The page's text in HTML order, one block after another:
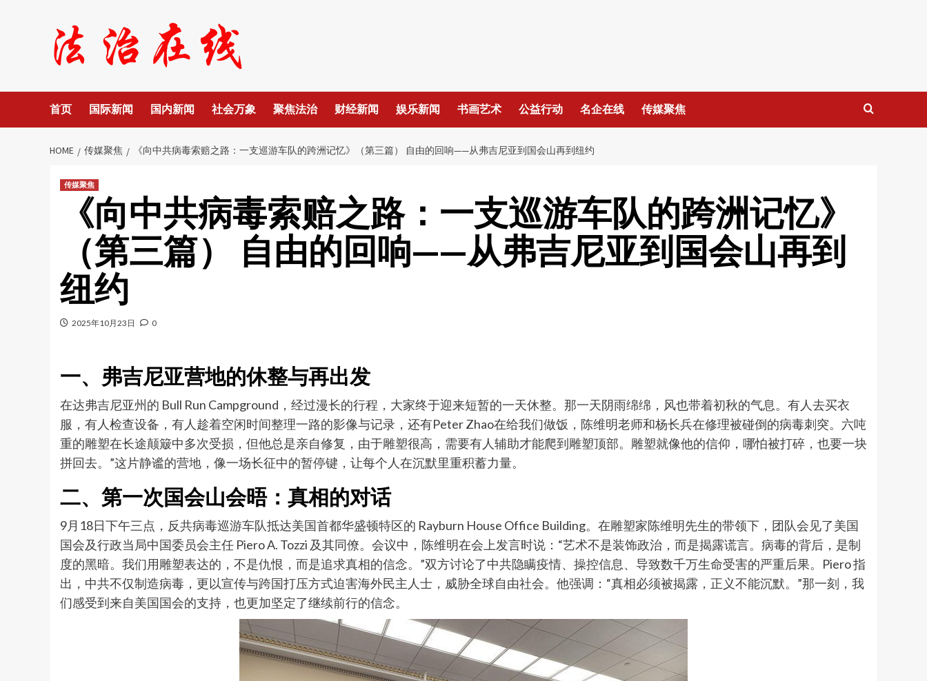
首页 国际新闻 国内新闻 社会万象 聚焦法治 财经新闻 娱乐新闻 书画艺术 公益行动 名企在线 传媒聚焦
HOME 传媒聚焦 《向中共病毒索赔之路：一支巡游车队的跨洲记忆》（第三篇） 自由的回响——从弗吉尼亚到国会山再到纽约
传媒聚焦
《向中共病毒索赔之路：一支巡游车队的跨洲记忆》
（第三篇） 自由的回响——从弗吉尼亚到国会山再到
纽约
2025年10月23日 0
一、弗吉尼亚营地的休整与再出发
在达弗吉尼亚州的 Bull Run Campground，经过漫长的行程，大家终于迎来短暂的一天休整。那一天阴雨绵绵，风也带着初秋的气息。有人去买衣
服，有人检查设备，有人趁着空闲时间整理一路的影像与记录，还有Peter Zhao在给我们做饭，陈维明老师和杨长兵在修理被碰倒的病毒刺突。六吨
重的雕塑在长途颠簸中多次受损，但他总是亲自修复，由于雕塑很高，需要有人辅助才能爬到雕塑顶部。雕塑就像他的信仰，哪怕被打碎，也要一块
拼回去。”这片静谧的营地，像一场长征中的暂停键，让每个人在沉默里重积蓄力量。
二、第一次国会山会晤：真相的对话
9月18日下午三点，反共病毒巡游车队抵达美国首都华盛顿特区的 Rayburn House Office Building。在雕塑家陈维明先生的带领下，团队会见了美国
国会及行政当局中国委员会主任 Piero A. Tozzi 及其同僚。会议中，陈维明在会上发言时说：“艺术不是装饰政治，而是揭露谎言。病毒的背后，是制
度的黑暗。我们用雕塑表达的，不是仇恨，而是追求真相的信念。”双方讨论了中共隐瞒疫情、操控信息、导致数千万生命受害的严重后果。Piero 指
出，中共不仅制造病毒，更以宣传与跨国打压方式迫害海外民主人士，威胁全球自由社会。他强调：“真相必须被揭露，正义不能沉默。”那一刻，我
们感受到来自美国国会的支持，也更加坚定了继续前行的信念。